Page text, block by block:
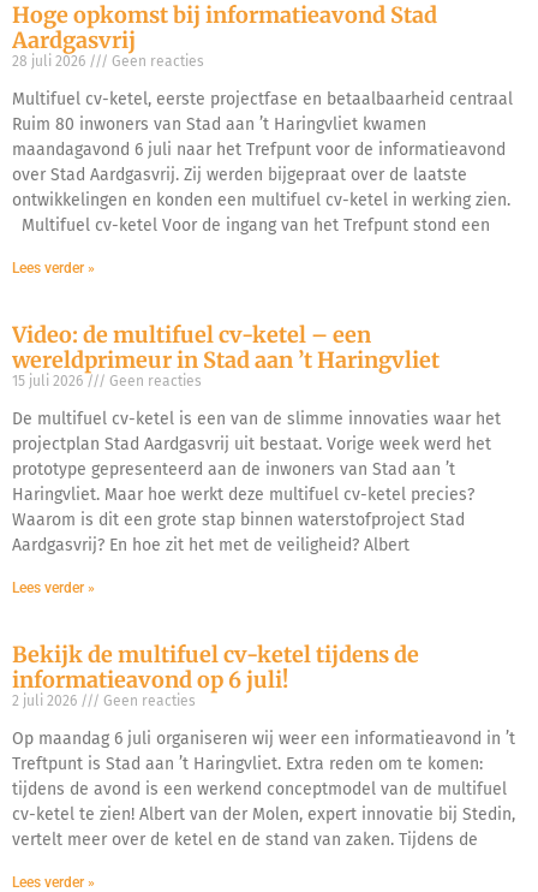
Hoge opkomst bij informatieavond Stad
Aardgasvrij
28 juli 2026 Geen reacties
Multifuel cv-ketel, eerste projectfase en betaalbaarheid centraal
Ruim 80 inwoners van Stad aan ’t Haringvliet kwamen
maandagavond 6 juli naar het Trefpunt voor de informatieavond
over Stad Aardgasvrij. Zij werden bijgepraat over de laatste
ontwikkelingen en konden een multifuel cv-ketel in werking zien.
Multifuel cv-ketel Voor de ingang van het Trefpunt stond een
Lees verder »
Video: de multifuel cv-ketel – een
wereldprimeur in Stad aan ’t Haringvliet
15 juli 2026 Geen reacties
De multifuel cv-ketel is een van de slimme innovaties waar het
projectplan Stad Aardgasvrij uit bestaat. Vorige week werd het
prototype gepresenteerd aan de inwoners van Stad aan ’t
Haringvliet. Maar hoe werkt deze multifuel cv-ketel precies?
Waarom is dit een grote stap binnen waterstofproject Stad
Aardgasvrij? En hoe zit het met de veiligheid? Albert
Lees verder »
Bekijk de multifuel cv-ketel tijdens de
informatieavond op 6 juli!
2 juli 2026 Geen reacties
Op maandag 6 juli organiseren wij weer een informatieavond in ’t
Treftpunt is Stad aan ’t Haringvliet. Extra reden om te komen:
tijdens de avond is een werkend conceptmodel van de multifuel
cv-ketel te zien! Albert van der Molen, expert innovatie bij Stedin,
vertelt meer over de ketel en de stand van zaken. Tijdens de
Lees verder »